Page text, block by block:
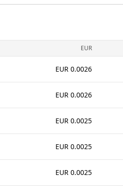
EUR
0.0026 EUR
0.0026 EUR
0.0025 EUR
0.0025 EUR
0.0025 EUR